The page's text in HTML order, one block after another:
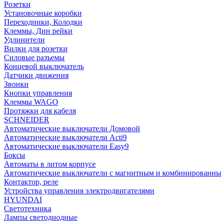
Розетки
Установочные коробки
Переходники, Колодки
Клеммы, Дин рейки
Удлинители
Вилки для розетки
Силовые разъемы
Концевой выключатель
Датчики движения
Звонки
Кнопки управления
Клеммы WAGO
Протяжки для кабеля
SCHNEIDER
Автоматические выключатели Домовой
Автоматические выключатели Acti9
Автоматические выключатели Easy9
Боксы
Автоматы в литом корпусе
Автоматические выключатели с магнитным и
Контактор, реле
Устройства управления электродвигателями
HYUNDAI
Светотехника
Лампы светодиодные